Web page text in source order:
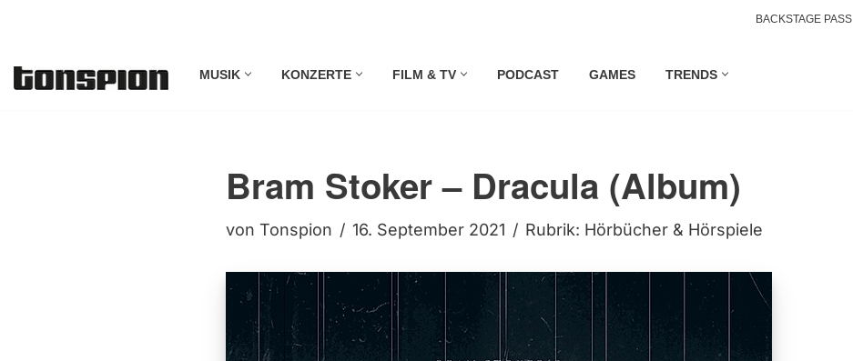
Inhalt
BACKSTAGE PASS
MUSIK KONZERTE FILM & TV PODCAST GAMES TRENDS
Bram Stoker – Dracula (Album)
vonTonspion 16. September 2021 Rubrik: Hörbücher & Hörspiele